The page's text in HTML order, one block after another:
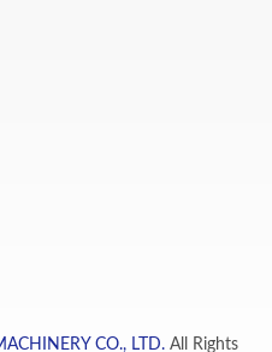
CO., LTD. All Rights